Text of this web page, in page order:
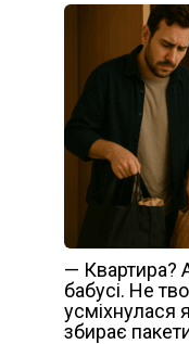
— Квартира?
бабусі. Не
усміхнулася
збирає